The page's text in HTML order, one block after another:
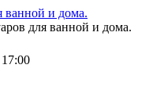
для ванной и дома.